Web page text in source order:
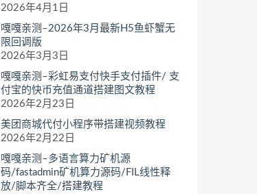
2026年4月1日
嘎嘎亲测–2026年3月最新H5鱼虾蟹无
限回调版
2026年3月3日
嘎嘎亲测–彩虹易支付快手支付插件/ 支
付宝的快币充值通道搭建图文教程
2026年2月23日
美团商城代付小程序带搭建视频教程
2026年2月22日
嘎嘎亲测–多语言算力矿机源
码/fastadmin矿机算力源码/FIL线性释
放/脚本齐全/搭建教程